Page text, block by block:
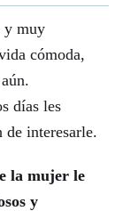
y muy
cómoda,
días les
de interesarle.
la mujer le
y